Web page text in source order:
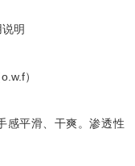
明
）
感平滑、干爽。渗透性